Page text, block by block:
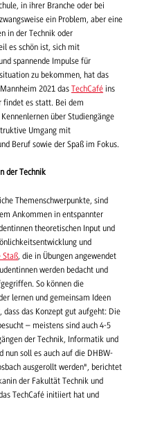
in ihrer Branche oder bei
ein Problem, aber eine
in der Technik oder
es schön ist, sich mit
spannende Impulse für
zu bekommen, hat das
2021 das TechCafé ins
findet es statt. Bei dem
über Studiengänge
Umgang mit
Beruf sowie der Spaß im Fokus.
der Technik
Themenschwerpunkte, sind
Ankommen in entspannter
theoretischen Input und
und
Staß , die in Übungen angewendet
werden bedacht und
So können die
lernen und gemeinsam Ideen
das Konzept gut aufgeht: Die
– meistens sind auch 4-5
der Technik, Informatik und
soll es auch auf die DHBW-
ausgerollt werden", berichtet
der Fakultät Technik und
TechCafé initiiert hat und